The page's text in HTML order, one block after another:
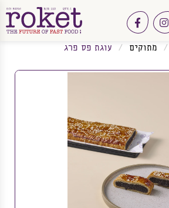
facebook
מתוקים עוגת פס פרג